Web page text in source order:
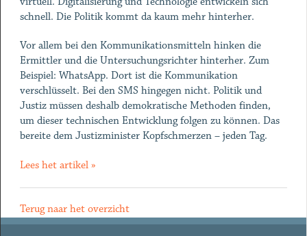
schnell. Die Politik kommt da kaum mehr hinterher.
Vor allem bei den Kommunikationsmitteln hinken die
Ermittler und die Untersuchungsrichter hinterher. Zum
Beispiel: WhatsApp. Dort ist die Kommunikation
verschlüsselt. Bei den SMS hingegen nicht. Politik und
Justiz müssen deshalb demokratische Methoden finden,
um dieser technischen Entwicklung folgen zu können. Das
bereite dem Justizminister Kopfschmerzen – jeden Tag.
Lees het artikel »
Terug naar het overzicht